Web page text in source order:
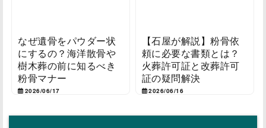
なぜ遺骨をパウダー状
にするの？海洋散骨や
樹木葬の前に知るべき
粉骨マナー
2026/06/17
【石屋が解説】粉骨依
頼に必要な書類とは？
火葬許可証と改葬許可
証の疑問解決
2026/06/16